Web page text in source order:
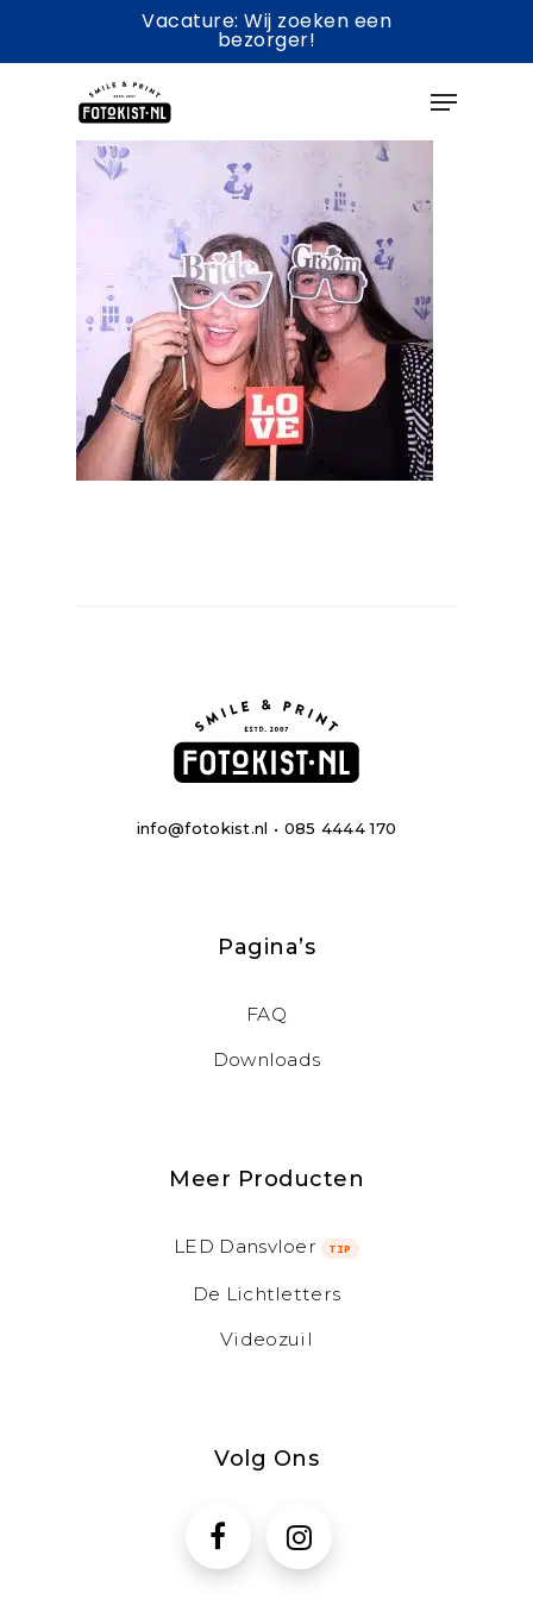
Vacature: Wij zoeken een
bezorger!
Menu
info@fotokist.nl • 085 4444 170
Pagina’s
FAQ
Downloads
Meer Producten
LED Dansvloer TIP
De Lichtletters
Videozuil
Volg Ons